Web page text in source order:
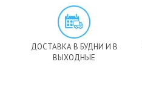
ДОСТАВКА В БУДНИ И В
ВЫХОДНЫЕ